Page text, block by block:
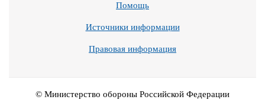
Помощь
Источники информации
Правовая информация
© Министерство обороны Российской Федерации